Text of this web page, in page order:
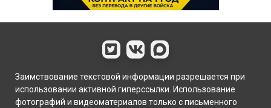
Заимствование текстовой информации разрешается при
использовании активной гиперссылки. Использование
фотографий и видеоматериалов только с письменного